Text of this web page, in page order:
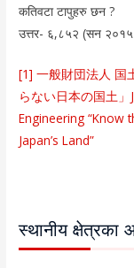
कतिवटा टापुहरु छन ?
उत्तर- ६,८५२ (सन २०१५
[1] 一般財団法人 国
らない日本の国土
Engineering “Know
Japan’s Land”
स्थानीय क्षेत्रका